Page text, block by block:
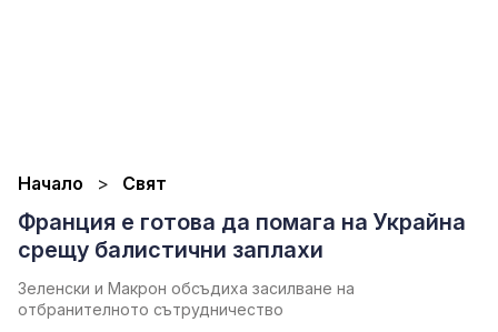
Начало Свят
Франция е готова да помага на Украйна
срещу балистични заплахи
Зеленски и Макрон обсъдиха засилване на
отбранителното сътрудничество